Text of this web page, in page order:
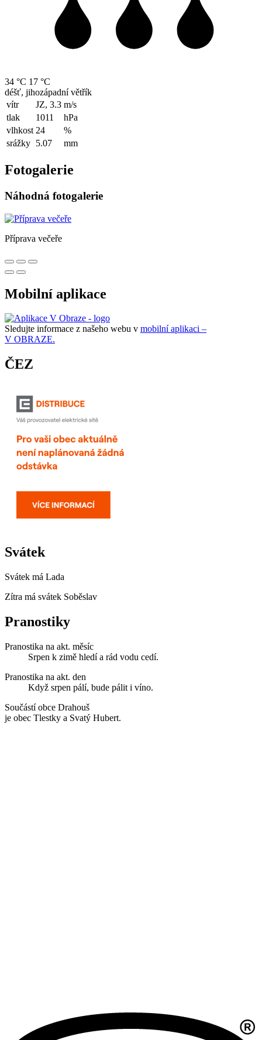
34 °C 17 °C
déšť, jihozápadní větřík
vítr
JZ, 3.3 m/s
tlak
1011
hPa
vlhkost 24
%
srážky 5.07 mm
Fotogalerie
Náhodná fotogalerie
Příprava večeře
Mobilní aplikace
Sledujte informace z našeho webu v mobilní aplikaci –
V OBRAZE.
ČEZ
Svátek
Svátek má Lada
Zítra má svátek Soběslav
Pranostiky
Pranostika na akt. měsíc
Srpen k zimě hledí a rád vodu cedí.
Pranostika na akt. den
Když srpen pálí, bude pálit i víno.
Součástí obce Drahouš
je obec Tlestky a Svatý Hubert.